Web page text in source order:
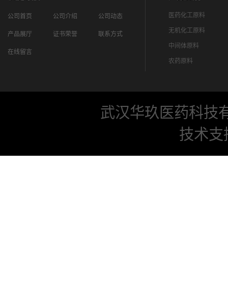
公司首页 公司介绍 公司动态
产品展厅 证书荣誉 联系方式
在线留言
医药化工原料
无机化工原料
中间体原料
农药原料
武汉华玖医药科技
技术